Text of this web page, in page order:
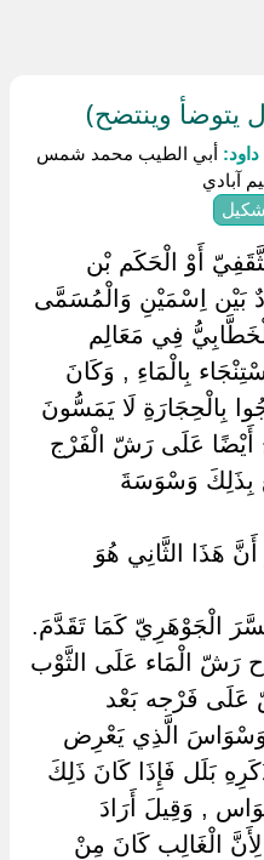
يتوضأ وينتضح)
أبي الطيب محمد شمس
آبادي
أَوْ الْحَكَم بْن
بَيْن اِسْمَيْنِ وَالْمُسَمَّى
فِي مَعَالِم
بِالْمَاءِ , وَكَانَ
بِالْحِجَارَةِ لَا يَمَسُّونَ
أَيْضًا عَلَى رَشّ الْفَرْج
بِذَلِكَ وَسْوَسَةَ
هَذَا الثَّانِي هُوَ
الْجَوْهَرِيّ كَمَا تَقَدَّمَ.
رَشّ الْمَاء عَلَى الثَّوْب
عَلَى فَرْجه بَعْد
الَّذِي يَعْرِض
بَلَل فَإِذَا كَانَ ذَلِكَ
, وَقِيلَ أَرَادَ
لِأَنَّ الْغَالِب كَانَ مِنْ